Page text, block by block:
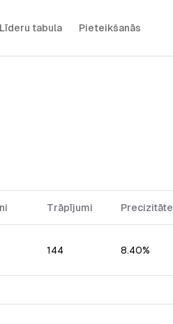
Līderu tabula Pieteikšanās
Trāpījumi Precizitāte
144 8.40%